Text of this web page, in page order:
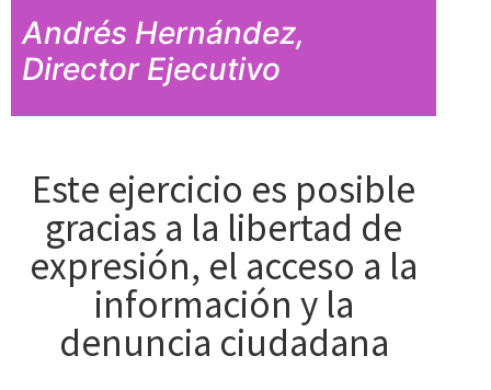
Andrés Hernández,
Director Ejecutivo
Este ejercicio es posible
gracias a la libertad de
expresión, el acceso a la
información y la
denuncia ciudadana